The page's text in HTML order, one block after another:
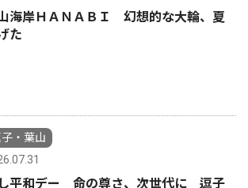
海岸ＨＡＮＡＢＩ 幻想的な大輪、夏
た
・葉山
平和デー 命の尊さ、次世代に 逗子